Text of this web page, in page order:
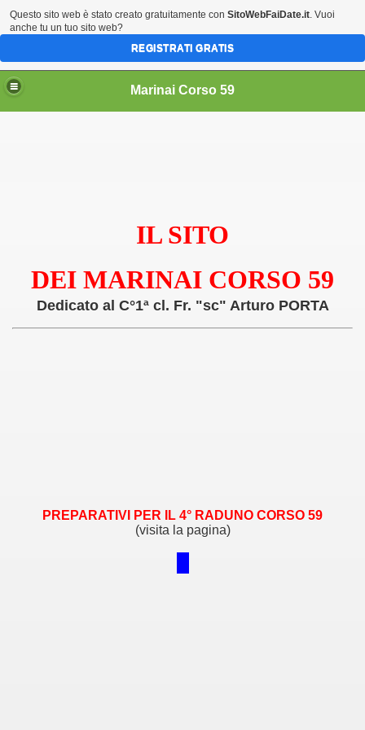
Marinai Corso 59
IL SITO
DEI MARINAI CORSO 59
Dedicato al C°1ª cl. Fr. "sc" Arturo PORTA
PREPARATIVI PER IL 4° RADUNO CORSO 59
(visita la pagina)
Questo sito web è stato creato gratuitamente con SitoWebFaiDate.it. Vuoi
anche tu un tuo sito web?
REGISTRATI GRATIS